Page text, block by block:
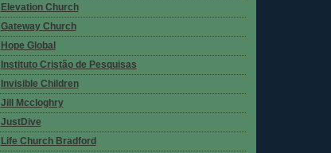
Elevation Church
Gateway Church
Hope Global
Instituto Cristão de Pesquisas
Invisible Children
Jill Mccloghry
JustDive
Life Church Bradford